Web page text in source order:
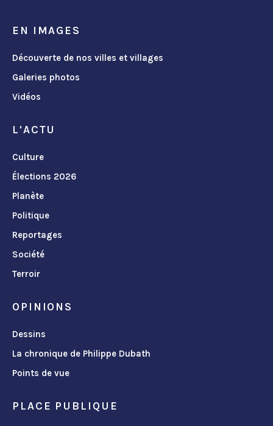
EN IMAGES
Découverte de nos villes et villages
Galeries photos
Vidéos
L'ACTU
Culture
Élections 2026
Planète
Politique
Reportages
Société
Terroir
OPINIONS
Dessins
La chronique de Philippe Dubath
Points de vue
PLACE PUBLIQUE